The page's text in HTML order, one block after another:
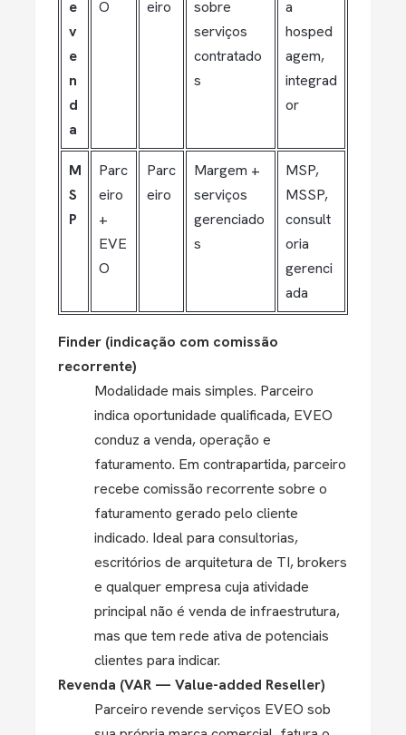
e
v
e
n
d
a
O
eiro
sobre
serviços
contratado
s
a
hosped
agem,
integrad
or
M
S
P
Parc
eiro
+
EVE
O
Parc
eiro
Margem +
serviços
gerenciado
s
MSP,
MSSP,
consult
oria
gerenci
ada
Finder (indicação com comissão
recorrente)
Modalidade mais simples. Parceiro
indica oportunidade qualificada, EVEO
conduz a venda, operação e
faturamento. Em contrapartida, parceiro
recebe comissão recorrente sobre o
faturamento gerado pelo cliente
indicado. Ideal para consultorias,
escritórios de arquitetura de TI, brokers
e qualquer empresa cuja atividade
principal não é venda de infraestrutura,
mas que tem rede ativa de potenciais
clientes para indicar.
Revenda (VAR — Value-added Reseller)
Parceiro revende serviços EVEO sob